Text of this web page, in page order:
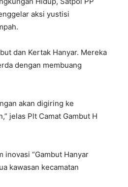
aksi yustisi
dan Kertak Hanyar. Mereka
dengan membuang
akan digiring ke
jelas Plt Camat Gambut H
inovasi “Gambut Hanyar
kawasan kecamatan